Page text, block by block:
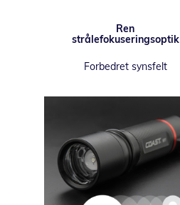
Ren
strålefokuseringsoptik
Forbedret synsfelt